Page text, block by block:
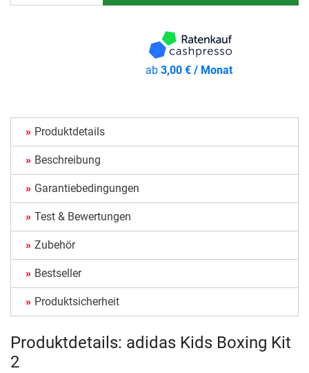
ab3,00 € / Monat
Produktdetails
Beschreibung
Garantiebedingungen
Test & Bewertungen
Zubehör
Bestseller
Produktsicherheit
Produktdetails: adidas Kids Boxing Kit
2